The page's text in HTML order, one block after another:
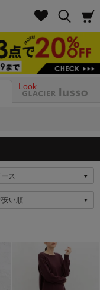
Look